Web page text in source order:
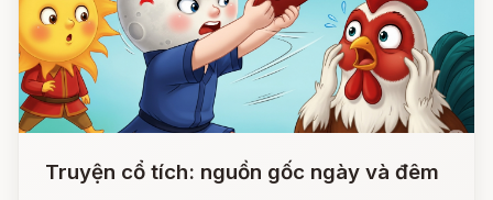
Truyện cổ tích: nguồn gốc ngày và đêm